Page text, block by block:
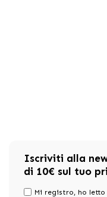
Iscriviti alla
di 10€ sul tuo
Mi registro, ho